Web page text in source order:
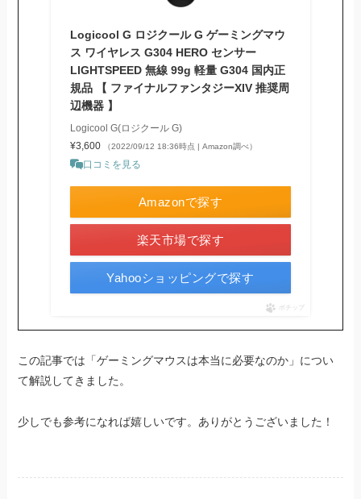
Logicool G ロジクール G ゲーミングマウ
ス ワイヤレス G304 HERO センサー
LIGHTSPEED 無線 99g 軽量 G304 国内正
規品 【 ファイナルファンタジーXIV 推奨周
辺機器 】
Logicool G(ロジクール G)
¥3,600
（2022/09/12 18:36時点 | Amazon調べ）
口コミを見る
Amazonで探す
楽天市場で探す
Yahooショッピングで探す
ポチップ
この記事では「ゲーミングマウスは本当に必要なのか」につい
て解説してきました。
少しでも参考になれば嬉しいです。ありがとうございました！